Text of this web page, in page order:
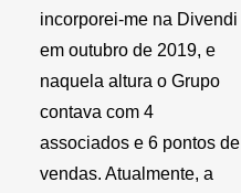
incorporei-me na Divendi
em outubro de 2019, e
naquela altura o Grupo
contava com 4
associados e 6 pontos de
vendas. Atualmente, a